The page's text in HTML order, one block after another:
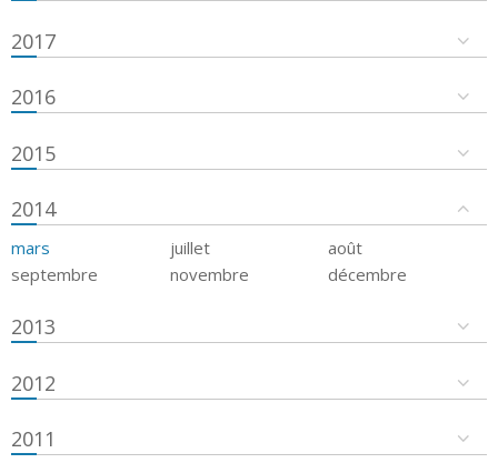
2017
2016
2015
2014
mars juillet
août
septembre
novembre décembre
2013
2012
2011